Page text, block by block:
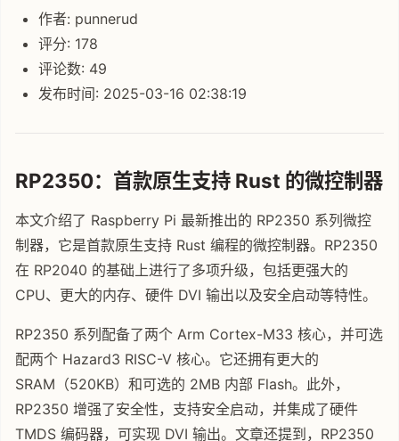
作者: punnerud
评分: 178
评论数: 49
发布时间: 2025-03-16 02:38:19
RP2350：首款原生支持 Rust 的微控制器
本文介绍了 Raspberry Pi 最新推出的 RP2350 系列微控
制器，它是首款原生支持 Rust 编程的微控制器。RP2350
在 RP2040 的基础上进行了多项升级，包括更强大的
CPU、更大的内存、硬件 DVI 输出以及安全启动等特性。
RP2350 系列配备了两个 Arm Cortex-M33 核心，并可选
配两个 Hazard3 RISC-V 核心。它还拥有更大的
SRAM（520KB）和可选的 2MB 内部 Flash。此外，
RP2350 增强了安全性，支持安全启动，并集成了硬件
TMDS 编码器，可实现 DVI 输出。文章还提到，RP2350